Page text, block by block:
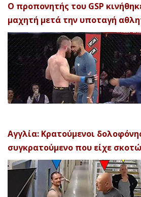
Ο προπονητής του GSP
μαχητή μετά την υποταγή
Αγγλία: Κρατούμενοι
συγκρατούμενο που είχε